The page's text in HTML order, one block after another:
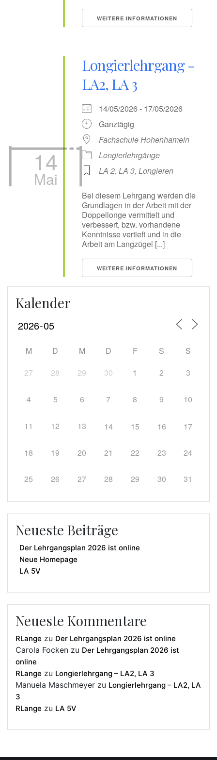
WEITERE INFORMATIONEN
14
Mai
Longierlehrgang -
LA2, LA 3
14/05/2026 - 17/05/2026
Ganztägig
Fachschule Hohenhameln
Longierlehrgänge
LA 2, LA 3, Longieren
Bei diesem Lehrgang werden die
Grundlagen in der Arbeit mit der
Doppellonge vermittelt und
verbessert, bzw. vorhandene
Kenntnisse vertieft und in die
Arbeit am Langzügel [...]
WEITERE INFORMATIONEN
Kalender
M D M D F S
S
27
28 29 30 1 2 3
4 5 6 7 8 9 10
11 12 13 14 15 16 17
18 19 20 21 22 23 24
25 26 27 28 29 30 31
Neueste Beiträge
Der Lehrgangsplan 2026 ist online
Neue Homepage
LA 5V
Neueste Kommentare
RLange zu Der Lehrgangsplan 2026 ist online
Carola Focken zu Der Lehrgangsplan 2026 ist
online
RLange zu Longierlehrgang – LA2, LA 3
Manuela Maschmeyer zu Longierlehrgang – LA2, LA
3
RLange zu LA 5V